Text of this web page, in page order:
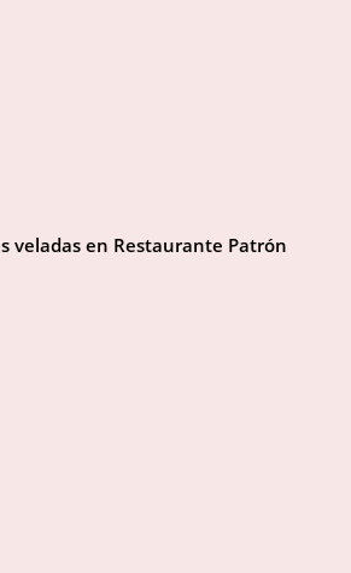
veladas en Restaurante Patrón